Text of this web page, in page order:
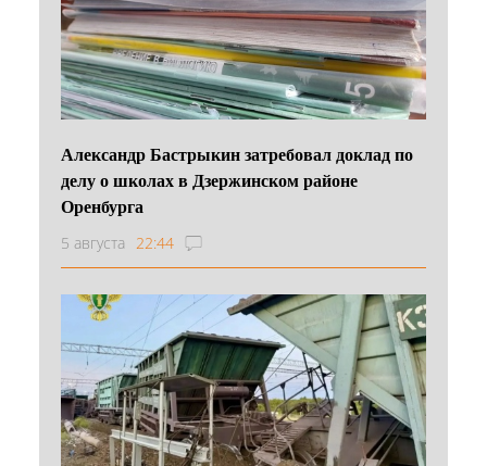
Александр Бастрыкин затребовал доклад по
делу о школах в Дзержинском районе
Оренбурга
5 августа 22:44